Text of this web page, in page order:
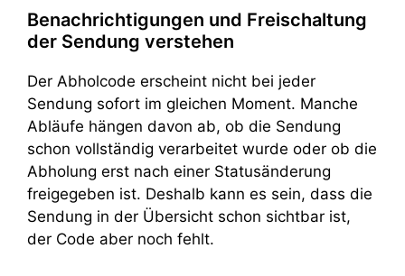
Benachrichtigungen und Freischaltung
der Sendung verstehen
Der Abholcode erscheint nicht bei jeder
Sendung sofort im gleichen Moment. Manche
Abläufe hängen davon ab, ob die Sendung
schon vollständig verarbeitet wurde oder ob die
Abholung erst nach einer Statusänderung
freigegeben ist. Deshalb kann es sein, dass die
Sendung in der Übersicht schon sichtbar ist,
der Code aber noch fehlt.